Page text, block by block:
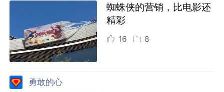
蜘蛛侠的营销，比电影还
精彩
16 8
勇敢的心